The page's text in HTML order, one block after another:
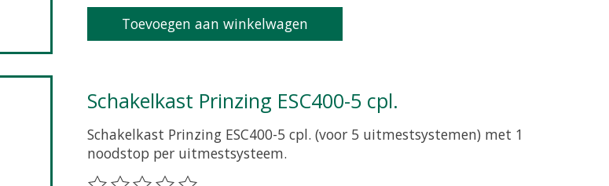
Toevoegen aan winkelwagen
Schakelkast Prinzing ESC400-5 cpl.
Schakelkast Prinzing ESC400-5 cpl. (voor 5 uitmestsystemen) met 1
noodstop per uitmestsysteem.